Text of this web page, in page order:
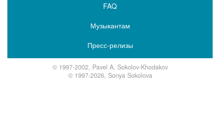
FAQ
Музыкантам
Пресс-релизы
© 1997-2002, Pavel A. Sokolov-Khodakov
© 1997-2026, Sonya Sokolova